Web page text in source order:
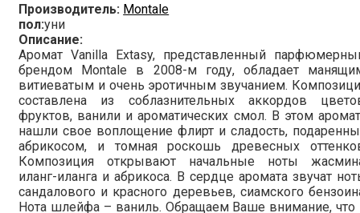
Производитель: Montale
пол:уни
Описание:
Аромат Vanilla Extasy, представленный
брендом Montale в 2008-м году, обладает
витиеватым и очень эротичным звучанием.
составлена из соблазнительных аккордов
фруктов, ванили и ароматических смол. В этом
нашли свое воплощение флирт и сладость,
абрикосом, и томная роскошь древесных
Композиция открывают начальные ноты
иланг-иланга и абрикоса. В сердце аромата звучат
сандалового и красного деревьев, сиамского
Нота шлейфа – ваниль. Обращаем Ваше внимание, что